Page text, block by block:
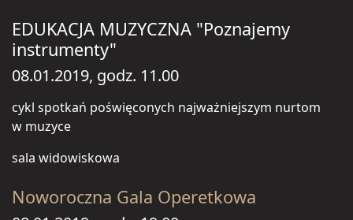
EDUKACJA MUZYCZNA "Poznajemy
instrumenty"
08.01.2019, godz. 11.00
cykl spotkań poświęconych najważniejszym nurtom
w muzyce
sala widowiskowa
Noworoczna Gala Operetkowa